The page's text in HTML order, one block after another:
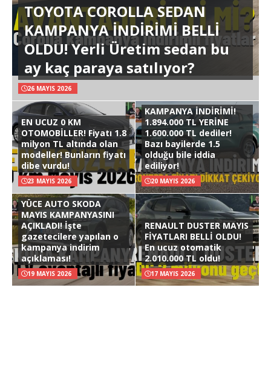
TOYOTA COROLLA SEDAN
KAMPANYA İNDİRİMİ BELLİ
OLDU! Yerli Üretim sedan bu
ay kaç paraya satılıyor?
26 MAYIS 2026
EN UCUZ 0 KM
OTOMOBİLLER! Fiyatı 1.8
milyon TL altında olan
modeller! Bunların fiyatı
dibe vurdu!
23 MAYIS 2026
KAMPANYA İNDİRİMİ!
1.894.000 TL YERİNE
1.600.000 TL dediler!
Bazı bayilerde 1.5
olduğu bile iddia
ediliyor!
20 MAYIS 2026
YÜCE AUTO SKODA
MAYIS KAMPANYASINI
AÇIKLADI! İşte
gazetecilere yapılan o
kampanya indirim
açıklaması!
19 MAYIS 2026
RENAULT DUSTER MAYIS
FİYATLARI BELLİ OLDU!
En ucuz otomatik
2.010.000 TL oldu!
17 MAYIS 2026